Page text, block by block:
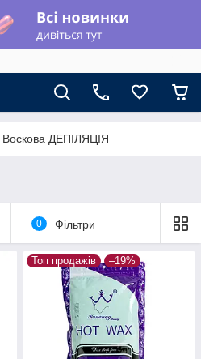
Воскова ДЕПІЛЯЦІЯ
0 Фільтри
Топ продажів –19%